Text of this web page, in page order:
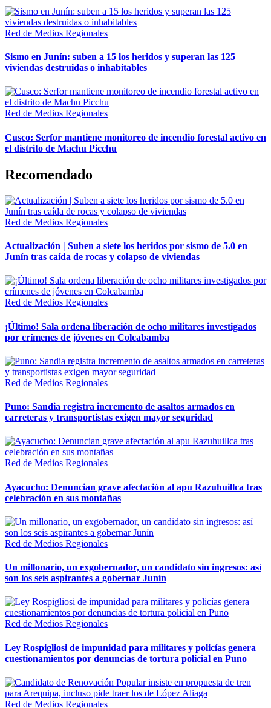
Red de Medios Regionales
Sismo en Junín: suben a 15 los heridos y superan las 125
viviendas destruidas o inhabitables
Red de Medios Regionales
Cusco: Serfor mantiene monitoreo de incendio forestal activo en
el distrito de Machu Picchu
Recomendado
Red de Medios Regionales
Actualización | Suben a siete los heridos por sismo de 5.0 en
Junín tras caída de rocas y colapso de viviendas
Red de Medios Regionales
¡Último! Sala ordena liberación de ocho militares investigados
por crímenes de jóvenes en Colcabamba
Red de Medios Regionales
Puno: Sandia registra incremento de asaltos armados en
carreteras y transportistas exigen mayor seguridad
Red de Medios Regionales
Ayacucho: Denuncian grave afectación al apu Razuhuillca tras
celebración en sus montañas
Red de Medios Regionales
Un millonario, un exgobernador, un candidato sin ingresos: así
son los seis aspirantes a gobernar Junín
Red de Medios Regionales
Ley Rospigliosi de impunidad para militares y policías genera
cuestionamientos por denuncias de tortura policial en Puno
Red de Medios Regionales